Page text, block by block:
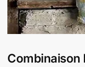
Combinaison